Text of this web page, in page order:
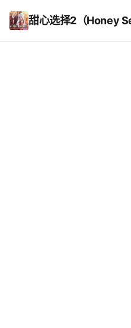
甜心选择2（Honey